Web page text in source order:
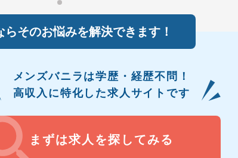
らそのお悩みを解決できます！
メンズバニラは学歴・経歴不問！
高収入に特化した求人サイトです
まずは求人を探してみる